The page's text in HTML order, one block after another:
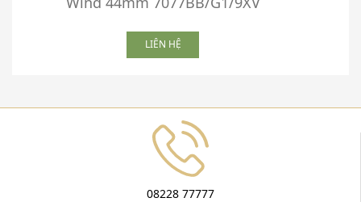
LIÊN HỆ
08228 77777